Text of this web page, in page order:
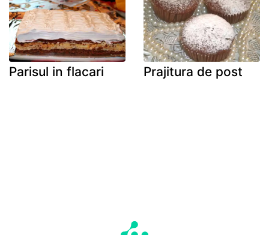
Parisul in flacari Prajitura de post